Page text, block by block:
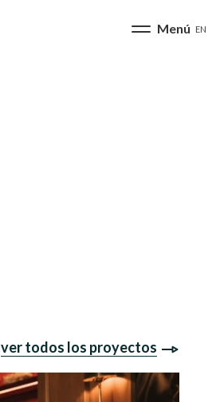
EN
ver todos los proyectos